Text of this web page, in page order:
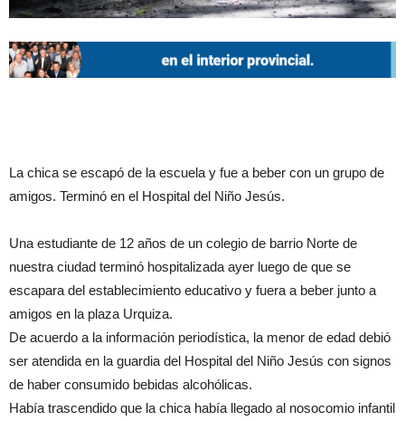
La chica se escapó de la escuela y fue a beber con un grupo de
amigos. Terminó en el Hospital del Niño Jesús.
Una estudiante de 12 años de un colegio de barrio Norte de
nuestra ciudad terminó hospitalizada ayer luego de que se
escapara del establecimiento educativo y fuera a beber junto a
amigos en la plaza Urquiza.
De acuerdo a la información periodística, la menor de edad debió
ser atendida en la guardia del Hospital del Niño Jesús con signos
de haber consumido bebidas alcohólicas.
Había trascendido que la chica había llegado al nosocomio infantil